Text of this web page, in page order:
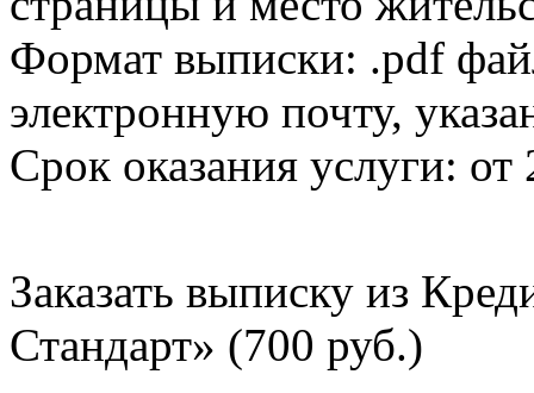
Формат выписки: .pdf
электронную почту,
Срок оказания услуги: от
Заказать выписку из
Стандарт» (700 руб.)